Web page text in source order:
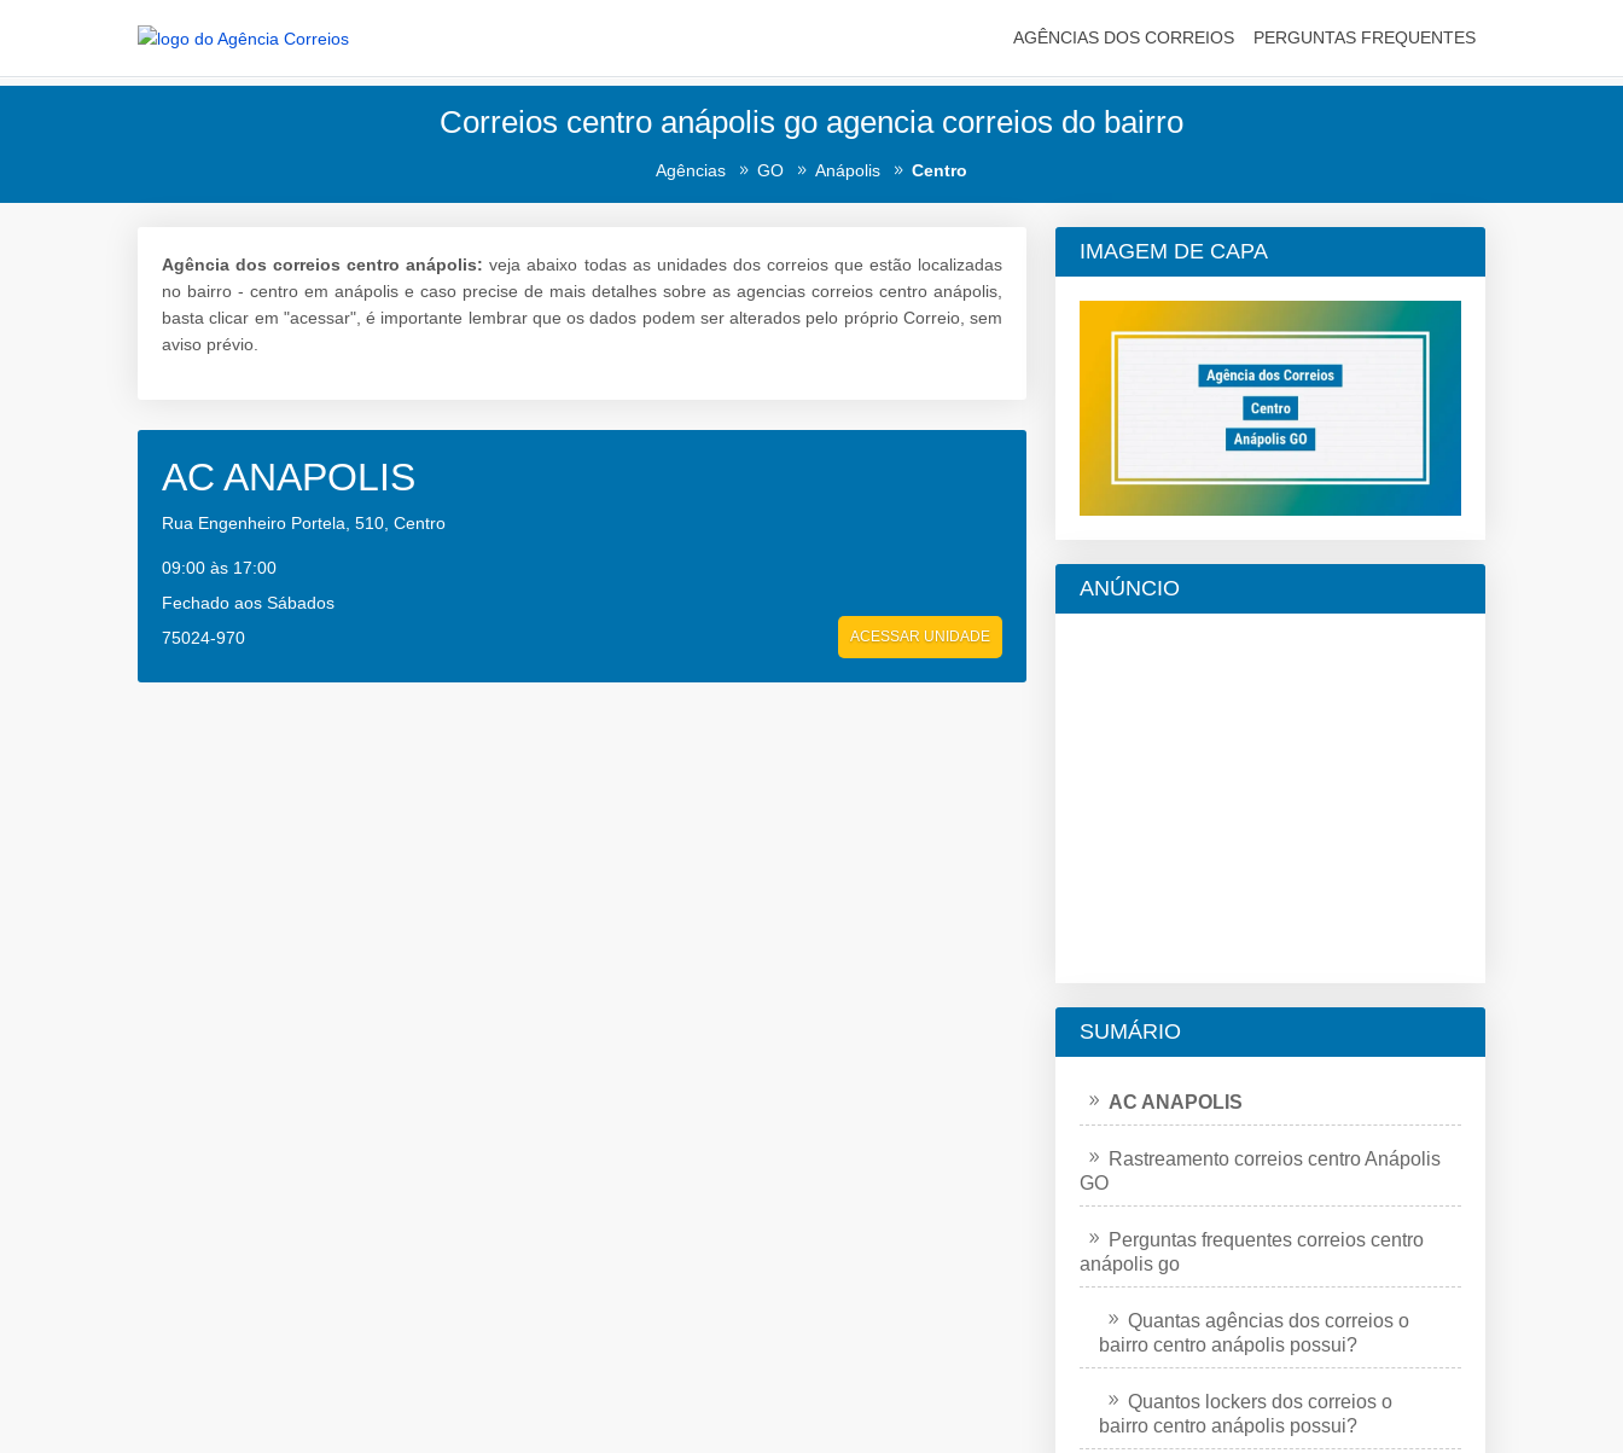
AGÊNCIAS DOS CORREIOS PERGUNTAS FREQUENTES
Correios centro anápolis go agencia correios do bairro
Agências GO Anápolis Centro
Agência dos correios centro anápolis: veja abaixo todas as unidades dos correios que estão localizadas
no bairro - centro em anápolis e caso precise de mais detalhes sobre as agencias correios centro anápolis,
basta clicar em "acessar", é importante lembrar que os dados podem ser alterados pelo próprio Correio, sem
aviso prévio.
AC ANAPOLIS
Rua Engenheiro Portela, 510, Centro
09:00 às 17:00
Fechado aos Sábados
75024-970
ACESSAR UNIDADE
IMAGEM DE CAPA
ANÚNCIO
SUMÁRIO
AC ANAPOLIS
Rastreamento correios centro Anápolis
GO
Perguntas frequentes correios centro
anápolis go
Quantas agências dos correios o
bairro centro anápolis possui?
Quantos lockers dos correios o
bairro centro anápolis possui?